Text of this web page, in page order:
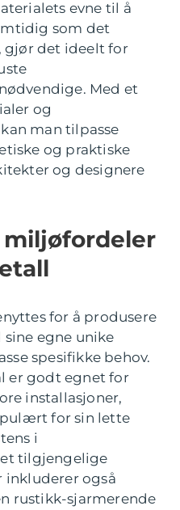
evne til å
som det
gjør det ideelt for
Med et
og
man tilpasse
og praktiske
og designere
for å produsere
egne unike
spesifikke behov.
er godt egnet for
installasjoner,
for sin lette
i
tilgjengelige
inkluderer også
rustikk-sjarmerende